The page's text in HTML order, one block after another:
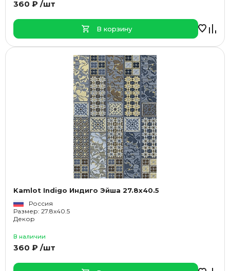
360 ₽ /шт
В корзину
Kamlot Indigo Индиго Эйша 27.8x40.5
Россия
Размер: 27.8x40.5
Декор
В наличии
360 ₽ /шт